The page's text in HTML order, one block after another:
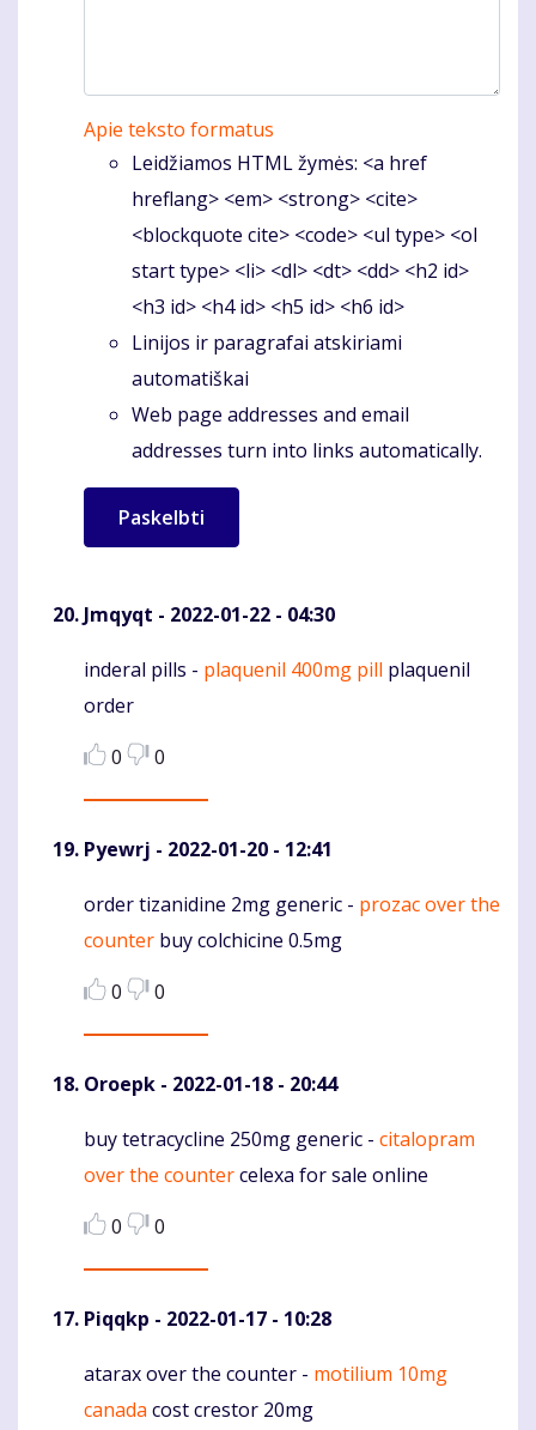
Apie teksto formatus
Leidžiamos HTML žymės: <a href
hreflang> <em> <strong> <cite>
<blockquote cite> <code> <ul type> <ol
start type> <li> <dl> <dt> <dd> <h2 id>
<h3 id> <h4 id> <h5 id> <h6 id>
Linijos ir paragrafai atskiriami
automatiškai
Web page addresses and email
addresses turn into links automatically.
Jmqyqt - 2022-01-22 - 04:30
Komentaras
inderal pills - plaquenil 400mg pill plaquenil
order
0
0
Pyewrj - 2022-01-20 - 12:41
Komentaras
order tizanidine 2mg generic - prozac over the
counter buy colchicine 0.5mg
0
0
Oroepk - 2022-01-18 - 20:44
Komentaras
buy tetracycline 250mg generic - citalopram
over the countercelexa for sale online
0
0
Piqqkp - 2022-01-17 - 10:28
Komentaras
atarax over the counter - motilium 10mg
canada cost crestor 20mg